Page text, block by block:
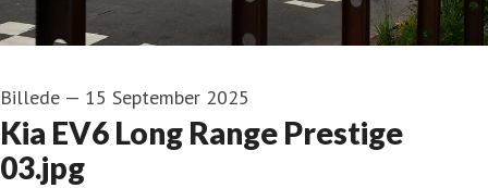
Billede — 15 September 2025
Kia EV6 Long Range Prestige
03.jpg